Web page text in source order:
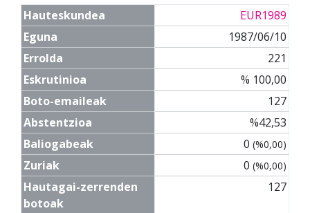
Hauteskundea
EUR1989
Eguna
1987/06/10
Errolda
221
Eskrutinioa
% 100,00
Boto-emaileak
127
Abstentzioa
%42,53
Baliogabeak
0 (%0,00)
Zuriak 0 (%0,00)
Hautagai-zerrenden
botoak
127